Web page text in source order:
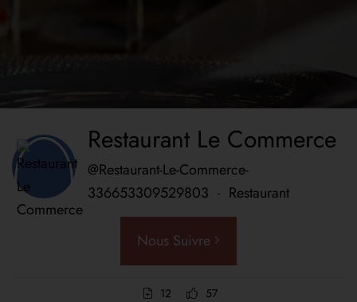
Restaurant Le Commerce
@Restaurant-Le-Commerce-
336653309529803 · Restaurant
Nous Suivre
12 57